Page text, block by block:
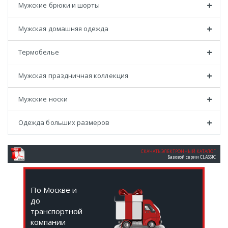
Мужские брюки и шорты
Мужская домашняя одежда
Термобелье
Мужская праздничная коллекция
Мужские носки
Одежда больших размеров
СКАЧАТЬ ЭЛЕКТРОННЫЙ КАТАЛОГ
Базовой серии CLASSIC
По Москве и
до
транспортной
компании